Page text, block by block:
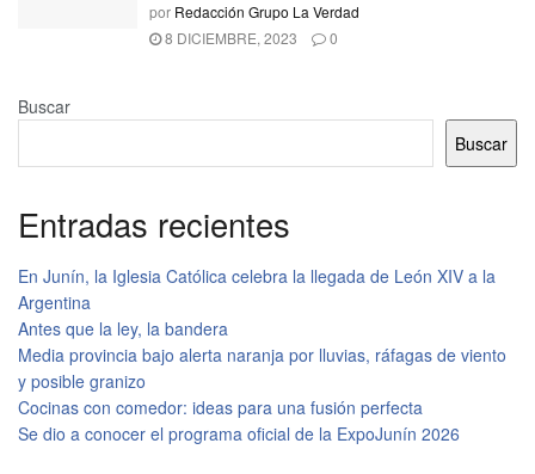
por Redacción Grupo La Verdad
8 DICIEMBRE, 2023
0
Buscar
Buscar
Entradas recientes
En Junín, la Iglesia Católica celebra la llegada de León XIV a la
Argentina
Antes que la ley, la bandera
Media provincia bajo alerta naranja por lluvias, ráfagas de viento
y posible granizo
Cocinas con comedor: ideas para una fusión perfecta
Se dio a conocer el programa oficial de la ExpoJunín 2026